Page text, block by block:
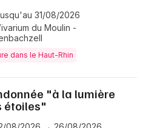
31/08/2026
du Moulin -
dans le Haut-Rhin
"à la lumière
étoiles"